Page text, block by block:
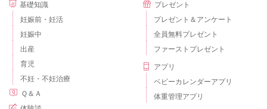
基礎知識
妊娠前・妊活
妊娠中
出産
育児
不妊・不妊治療
Ｑ＆Ａ
プレゼント
プレゼント＆アンケート
全員無料プレゼント
ファーストプレゼント
アプリ
ベビーカレンダーアプリ
体重管理アプリ